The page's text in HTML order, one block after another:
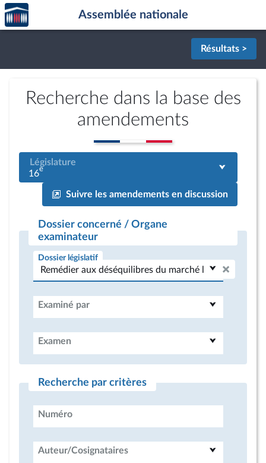
Aller au contenu
Aller en bas de la page
Accèder
à la
page
Assemblée nationale
Résultats >
Recherche dans la base des
amendements
Législature
16e
Suivre les amendements en discussion
Dossier concerné / Organe
examinateur
Dossier législatif
Examiné par
Examen
Recherche par critères
Numéro
Auteur/Cosignataires